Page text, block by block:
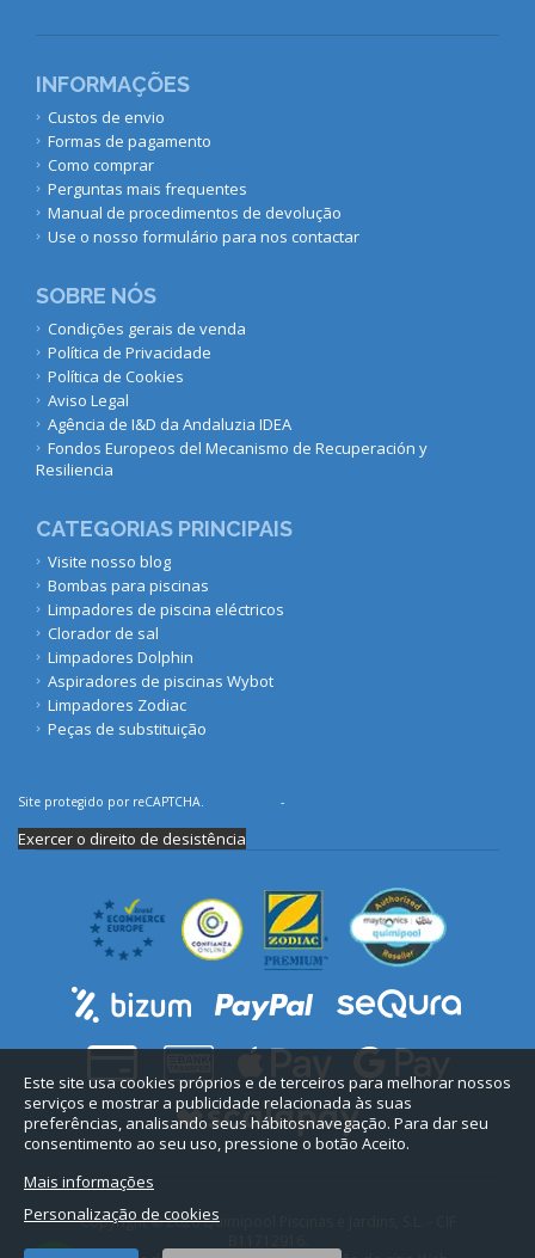
INFORMAÇÕES
Custos de envio
Formas de pagamento
Como comprar
Perguntas mais frequentes
Manual de procedimentos de devolução
Use o nosso formulário para nos contactar
SOBRE NÓS
Condições gerais de venda
Política de Privacidade
Política de Cookies
Aviso Legal
Agência de I&D da Andaluzia IDEA
Fondos Europeos del Mecanismo de Recuperación y
Resiliencia
CATEGORIAS PRINCIPAIS
Visite nosso blog
Bombas para piscinas
Limpadores de piscina eléctricos
Clorador de sal
Limpadores Dolphin
Aspiradores de piscinas Wybot
Limpadores Zodiac
Peças de substituição
Este site usa cookies próprios e de terceiros para melhorar nossos
serviços e mostrar a publicidade relacionada às suas
preferências, analisando seus hábitosnavegação. Para dar seu
consentimento ao seu uso, pressione o botão Aceito.
Mais informações
Personalização de cookies
Site protegido por reCAPTCHA. -
Exercer o direito de desistência
Copyright © 2026 Quimipool Piscinas e Jardins, S.L. - CIF